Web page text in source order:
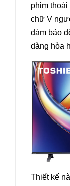
phim
chữ V
đảm bảo
dàng hòa
Thiết kế